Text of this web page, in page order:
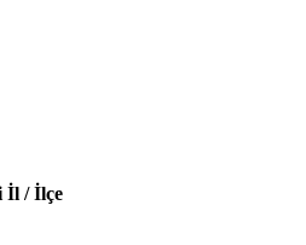
İl / İlçe